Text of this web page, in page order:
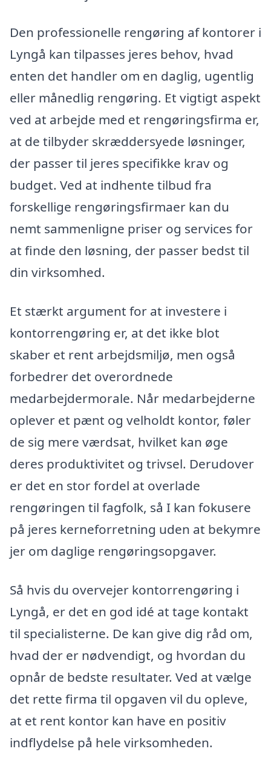
Den professionelle rengøring af kontorer i
Lyngå kan tilpasses jeres behov, hvad
enten det handler om en daglig, ugentlig
eller månedlig rengøring. Et vigtigt aspekt
ved at arbejde med et rengøringsfirma er,
at de tilbyder skræddersyede løsninger,
der passer til jeres specifikke krav og
budget. Ved at indhente tilbud fra
forskellige rengøringsfirmaer kan du
nemt sammenligne priser og services for
at finde den løsning, der passer bedst til
din virksomhed.
Et stærkt argument for at investere i
kontorrengøring er, at det ikke blot
skaber et rent arbejdsmiljø, men også
forbedrer det overordnede
medarbejdermorale. Når medarbejderne
oplever et pænt og velholdt kontor, føler
de sig mere værdsat, hvilket kan øge
deres produktivitet og trivsel. Derudover
er det en stor fordel at overlade
rengøringen til fagfolk, så I kan fokusere
på jeres kerneforretning uden at bekymre
jer om daglige rengøringsopgaver.
Så hvis du overvejer kontorrengøring i
Lyngå, er det en god idé at tage kontakt
til specialisterne. De kan give dig råd om,
hvad der er nødvendigt, og hvordan du
opnår de bedste resultater. Ved at vælge
det rette firma til opgaven vil du opleve,
at et rent kontor kan have en positiv
indflydelse på hele virksomheden.